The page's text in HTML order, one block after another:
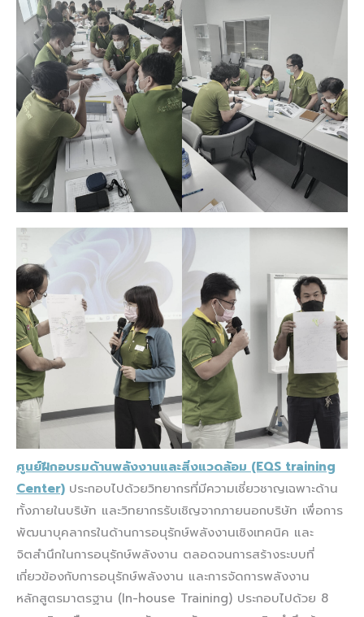
ศูนย์ฝึกอบรมด้านพลังงานและสิ่งแวดล้อม (EQS training
Center) ประกอบไปด้วยวิทยากรที่มีความเชี่ยวชาญเฉพาะด้าน
ทั้งภายในบริษัท และวิทยากรรับเชิญจากภายนอกบริษัท เพื่อการ
พัฒนาบุคลากรในด้านการอนุรักษ์พลังงานเชิงเทคนิค และ
จิตสำนึกในการอนุรักษ์พลังงาน ตลอดจนการสร้างระบบที่
เกี่ยวข้องกับการอนุรักษ์พลังงาน และการจัดการพลังงาน
หลักสูตรมาตรฐาน (In-house Training) ประกอบไปด้วย 8